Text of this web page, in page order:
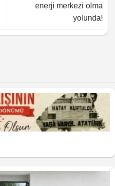
enerji merkezi olma
yolunda!